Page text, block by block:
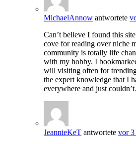
MichaelAnnow antwortete
Can’t believe I found this
cove for reading over niche
community is totally life
with my hobby. I
will visiting often for
the expert knowledge that I
everywhere and just
JeannieKeT antwortete vor 3